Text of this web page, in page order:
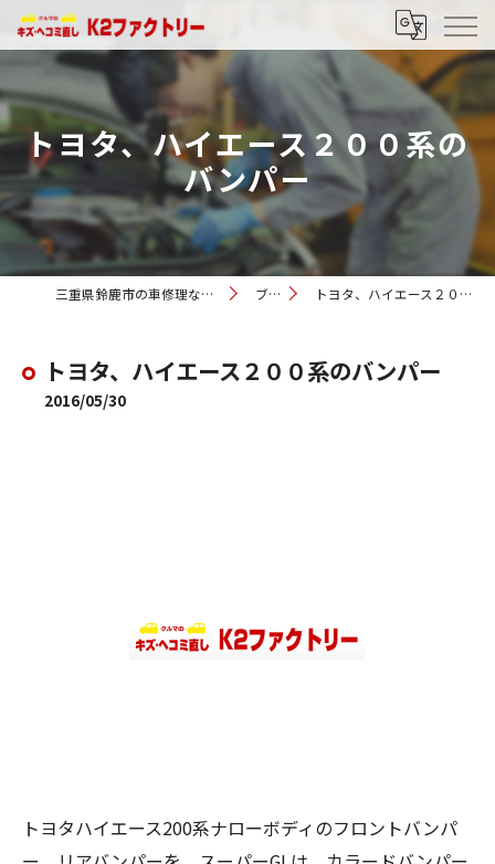
トヨタ、ハイエース２００系の
バンパー
三重県鈴鹿市の車修理ならK2ファクトリー ブログ トヨタ、ハイエース２００系のバンパー
トヨタ、ハイエース２００系のバンパー
2016/05/30
トヨタハイエース200系ナローボディのフロントバンパ